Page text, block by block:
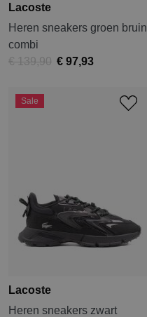
Lacoste
Heren sneakers groen bruin
combi
€ 139,90 € 97,93
Sale
Lacoste
Heren sneakers zwart